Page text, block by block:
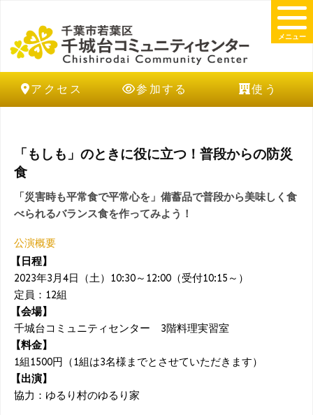
アクセス 参加する 使う
メニュー
「もしも」のときに役に立つ！普段からの防災
食
「災害時も平常食で平常心を」備蓄品で普段から美味しく食
べられるバランス食を作ってみよう！
公演概要
【日程】
2023年3月4日（土）10:30～12:00（受付10:15～）
定員：12組
【会場】
千城台コミュニティセンター 3階料理実習室
【料金】
1組1500円（1組は3名様までとさせていただきます）
【出演】
協力：ゆるり村のゆるり家